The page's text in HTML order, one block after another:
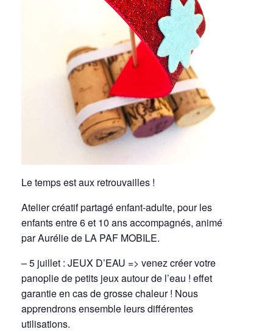
Le temps est aux retrouvailles !
Atelier créatif partagé enfant-adulte, pour les
enfants entre 6 et 10 ans accompagnés, animé
par Aurélie de LA PAF MOBILE.
– 5 juillet : JEUX D’EAU => venez créer votre
panoplie de petits jeux autour de l’eau ! effet
garantie en cas de grosse chaleur ! Nous
apprendrons ensemble leurs différentes
utilisations.